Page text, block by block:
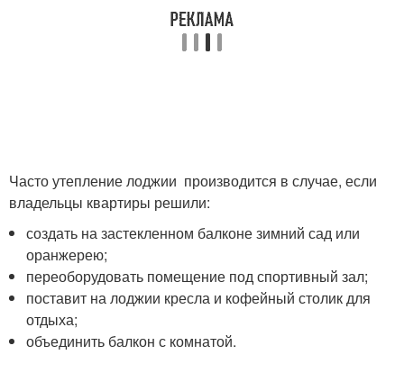
Часто утепление лоджии производится в случае, если
владельцы квартиры решили:
создать на застекленном балконе зимний сад или
оранжерею;
переоборудовать помещение под спортивный зал;
поставит на лоджии кресла и кофейный столик для
отдыха;
объединить балкон с комнатой.